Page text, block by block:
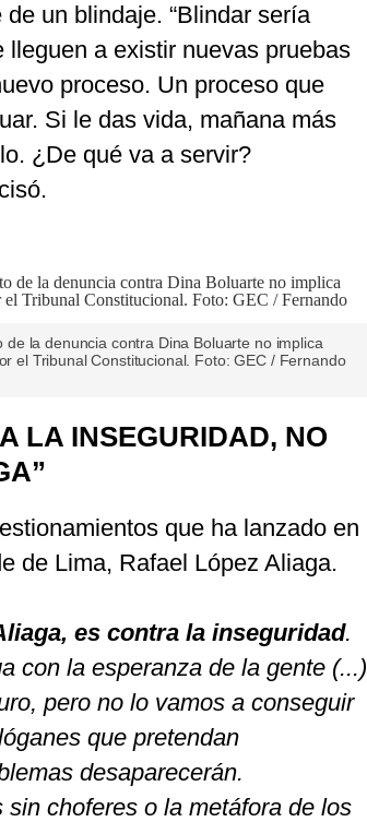
un blindaje. “Blindar sería
a existir nuevas pruebas
proceso. Un proceso que
Si le das vida, mañana más
¿De qué va a servir?
la denuncia contra Dina Boluarte no implica
el Tribunal Constitucional. Foto: GEC / Fernando
LA INSEGURIDAD, NO
que ha lanzado en
de Lima, Rafael López Aliaga.
es contra la inseguridad.
con la esperanza de la gente (...)
pero no lo vamos a conseguir
que pretendan
desaparecerán.
choferes o la metáfora de los